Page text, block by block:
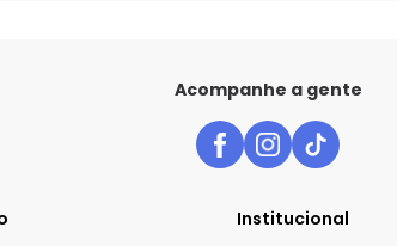
Acompanhe a gente
Institucional